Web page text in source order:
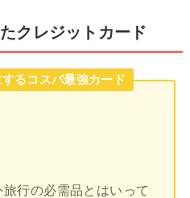
クレジットカード
るコスパ最強カード
行の必需品とはいって